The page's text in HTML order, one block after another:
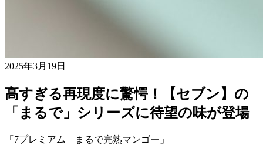
2025年3月19日
高すぎる再現度に驚愕！【セブン】の
「まるで」シリーズに待望の味が登場
「7プレミアム まるで完熟マンゴー」